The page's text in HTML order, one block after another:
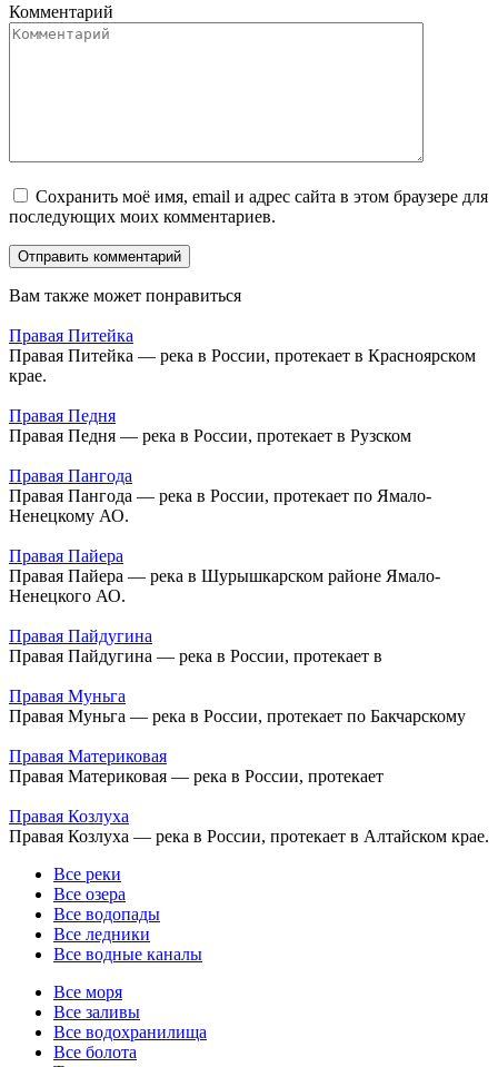
Комментарий
Сохранить моё имя, email и адрес сайта в этом браузере для
последующих моих комментариев.
Вам также может понравиться
Правая Питейка
Правая Питейка — река в России, протекает в Красноярском
крае.
Правая Педня
Правая Педня — река в России, протекает в Рузском
Правая Пангода
Правая Пангода — река в России, протекает по Ямало-
Ненецкому АО.
Правая Пайера
Правая Пайера — река в Шурышкарском районе Ямало-
Ненецкого АО.
Правая Пайдугина
Правая Пайдугина — река в России, протекает в
Правая Муньга
Правая Муньга — река в России, протекает по Бакчарскому
Правая Материковая
Правая Материковая — река в России, протекает
Правая Козлуха
Правая Козлуха — река в России, протекает в Алтайском крае.
Все реки
Все озера
Все водопады
Все ледники
Все водные каналы
Все моря
Все заливы
Все водохранилища
Все болота